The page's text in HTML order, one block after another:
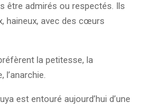
être admirés ou respectés. Ils
haineux, avec des cœurs
la petitesse, la
l’anarchie.
est entouré aujourd’hui d’une